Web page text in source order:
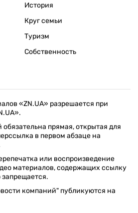
История
Круг семьи
Туризм
Собственность
«ZN.UA» разрешается при
прямая, открытая для
в первом абзаце на
или воспроизведение
материалов, содержащих ссылку
запрещается.
компаний" публикуются на